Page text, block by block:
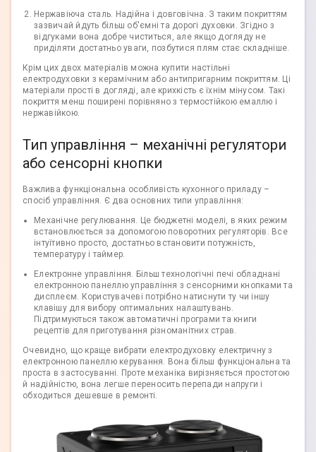
Нержавіюча сталь. Надійна і довговічна. З таким покриттям
зазвичай йдуть більш об'ємні та дорогі духовки. Згідно з
відгуками вона добре чиститься, але якщо догляду не
приділяти достатньо уваги, позбутися плям стає складніше.
Крім цих двох матеріалів можна купити настільні
електродуховки з керамічним або антипригарним покриттям. Ці
матеріали прості в догляді, але крихкість є їхнім мінусом. Такі
покриття менш поширені порівняно з термостійкою емаллю і
нержавійкою.
Тип управління – механічні регулятори
або сенсорні кнопки
Важлива функціональна особливість кухонного приладу –
спосіб управління. Є два основних типи управління:
Механічне регулювання. Це бюджетні моделі, в яких режим
встановлюється за допомогою поворотних регуляторів. Все
інтуїтивно просто, достатньо встановити потужність,
температуру і таймер.
Електронне управління. Більш технологічні печі обладнані
електронною панеллю управління з сенсорними кнопками та
дисплеєм. Користувачеві потрібно натиснути ту чи іншу
клавішу для вибору оптимальних налаштувань.
Підтримуються також автоматичні програми та книги
рецептів для приготування різноманітних страв.
Очевидно, що краще вибрати електродуховку електричну з
електронною панеллю керування. Вона більш функціональна та
проста в застосуванні. Проте механіка вирізняється простотою
й надійністю, вона легше переносить перепади напруги і
обходиться дешевше в ремонті.